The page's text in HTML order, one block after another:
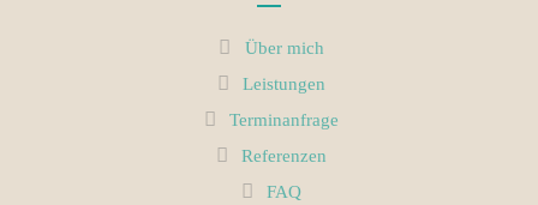
Über mich
Leistungen
Terminanfrage
Referenzen
FAQ